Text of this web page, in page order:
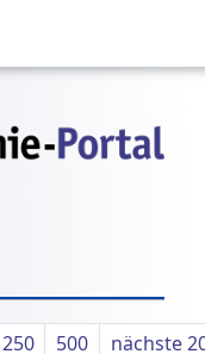
250 500
nächste